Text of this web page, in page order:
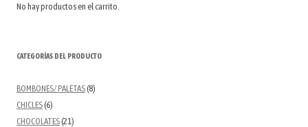
No hay productos en el carrito.
CATEGORÍAS DEL PRODUCTO
BOMBONES/ PALETAS(8)
CHICLES(6)
CHOCOLATES(21)